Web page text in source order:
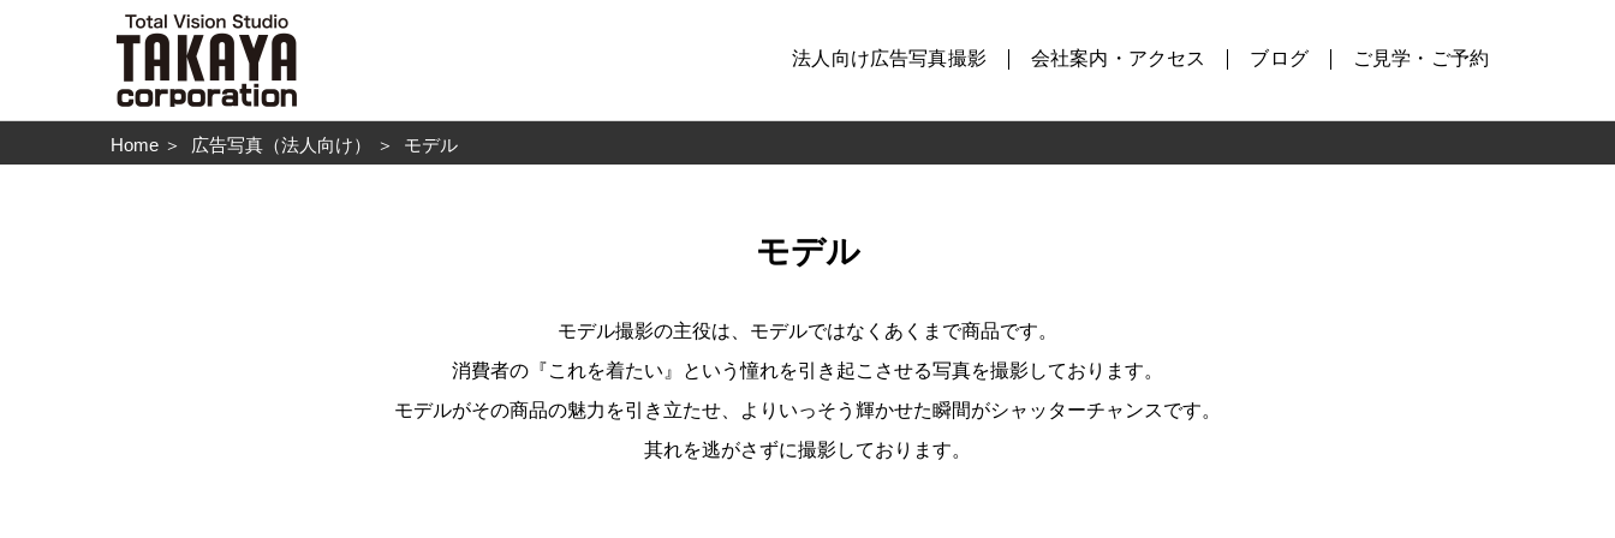
法人向け広告写真撮影 会社案内・アクセス ブログ ご見学・ご予約
Home ＞ 広告写真（法人向け） ＞ モデル
モデル
モデル撮影の主役は、モデルではなくあくまで商品です。
消費者の『これを着たい』という憧れを引き起こさせる写真を撮影しております。
モデルがその商品の魅力を引き立たせ、よりいっそう輝かせた瞬間がシャッターチャンスです。
其れを逃がさずに撮影しております。